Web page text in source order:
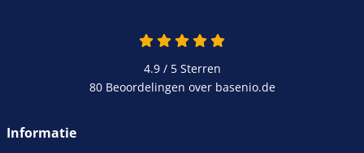
4.9 van 5
4.9 / 5Sterren
80 Beoordelingen over basenio.de
Informatie